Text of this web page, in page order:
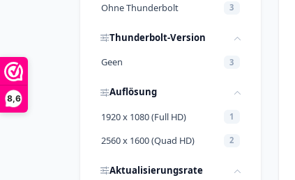
8,6
Ohne Thunderbolt
3
Thunderbolt-Version
Geen
3
Auflösung
1920 x 1080 (Full HD)
1
2560 x 1600 (Quad HD) 2
Aktualisierungsrate